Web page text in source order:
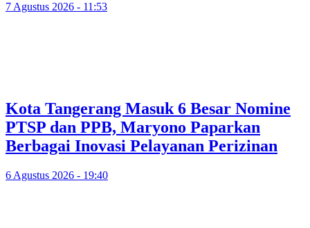
7 Agustus 2026 - 11:53
Kota Tangerang Masuk 6 Besar Nomine
PTSP dan PPB, Maryono Paparkan
Berbagai Inovasi Pelayanan Perizinan
6 Agustus 2026 - 19:40